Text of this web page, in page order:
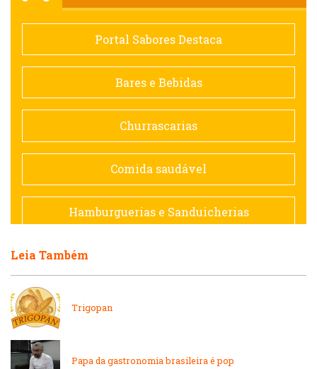
Comida saudável
Contemporânea
Doceria
Espanhola
Francesa
Portal Sabores Destaca
Bares e Bebidas
Churrascarias
Comida saudável
Hamburguerias e Sanduicherias
Leia Também
Trigopan
Papa da gastronomia brasileira é pop